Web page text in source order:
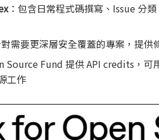
：包含日常程式碼撰寫、Issue 分
對需要更深層安全覆蓋的專案，提供
Source Fund 提供 API credits，可
工作